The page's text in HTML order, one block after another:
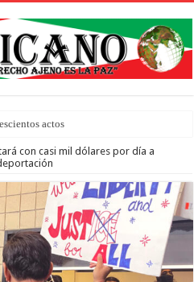
actos honra a inmigrantes muertos y
con casi mil dólares por día a